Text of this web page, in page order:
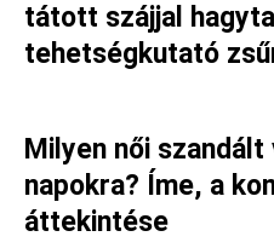
tátott szájjal
tehetségkutató
Milyen női
napokra? Íme, a
áttekintése